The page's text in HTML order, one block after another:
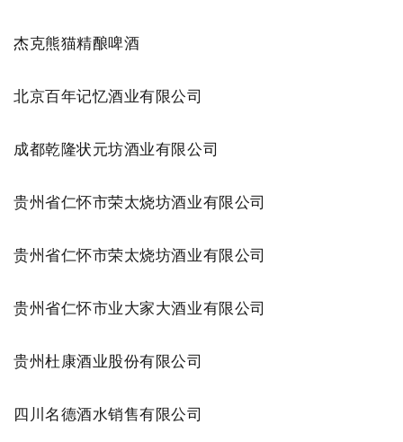
杰克熊猫精酿啤酒
北京百年记忆酒业有限公司
成都乾隆状元坊酒业有限公司
贵州省仁怀市荣太烧坊酒业有限公司
贵州省仁怀市荣太烧坊酒业有限公司
贵州省仁怀市业大家大酒业有限公司
贵州杜康酒业股份有限公司
四川名德酒水销售有限公司